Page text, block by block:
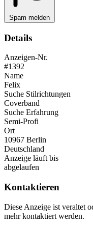
Spam melden
Details
Anzeigen-Nr.
#1392
Name
Felix
Suche Stilrichtungen
Coverband
Suche Erfahrung
Semi-Profi
Ort
10967 Berlin
Deutschland
Anzeige läuft bis
abgelaufen
Kontaktieren
Diese Anzeige ist veraltet
mehr kontaktiert werden.